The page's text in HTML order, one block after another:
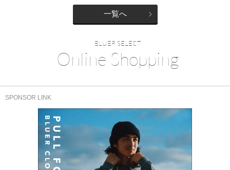
一覧へ
BLUER SELECT
Online Shopping
SPONSOR LINK